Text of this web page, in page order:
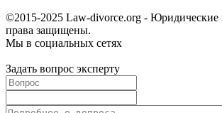
©2015-2025 Law-divorce.org - Юридические
права защищены.
Мы в социальных сетях
Задать вопрос эксперту